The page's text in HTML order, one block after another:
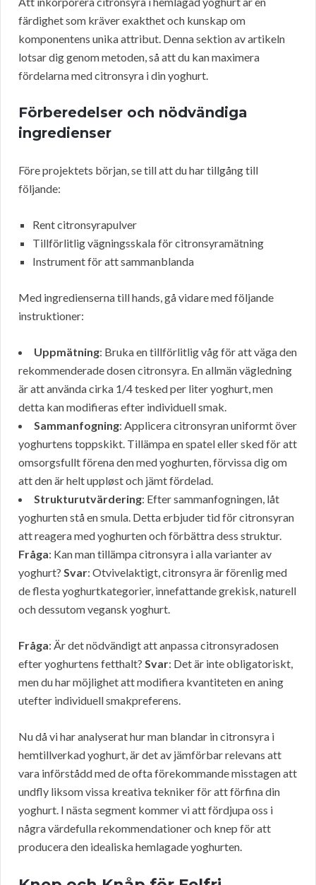
färdighet som kräver exakthet och kunskap om
komponentens unika attribut. Denna sektion av artikeln
lotsar dig genom metoden, så att du kan maximera
fördelarna med citronsyra i din yoghurt.
Förberedelser och nödvändiga
ingredienser
Före projektets början, se till att du har tillgång till
följande:
Rent citronsyrapulver
Tillförlitlig vägningsskala för citronsyramätning
Instrument för att sammanblanda
Med ingredienserna till hands, gå vidare med följande
instruktioner:
Uppmätning: Bruka en tillförlitlig våg för att väga den
rekommenderade dosen citronsyra. En allmän vägledning
är att använda cirka 1/4 tesked per liter yoghurt, men
detta kan modifieras efter individuell smak.
Sammanfogning: Applicera citronsyran uniformt över
yoghurtens toppskikt. Tillämpa en spatel eller sked för att
omsorgsfullt förena den med yoghurten, förvissa dig om
att den är helt uppløst och jämt fördelad.
Strukturutvärdering: Efter sammanfogningen, låt
yoghurten stå en smula. Detta erbjuder tid för citronsyran
att reagera med yoghurten och förbättra dess struktur.
Fråga: Kan man tillämpa citronsyra i alla varianter av
yoghurt? Svar: Otvivelaktigt, citronsyra är förenlig med
de flesta yoghurtkategorier, innefattande grekisk, naturell
och dessutom vegansk yoghurt.
Fråga: Är det nödvändigt att anpassa citronsyradosen
efter yoghurtens fetthalt? Svar: Det är inte obligatoriskt,
men du har möjlighet att modifiera kvantiteten en aning
utefter individuell smakpreferens.
Nu då vi har analyserat hur man blandar in citronsyra i
hemtillverkad yoghurt, är det av jämförbar relevans att
vara införstådd med de ofta förekommande misstagen att
undfly liksom vissa kreativa tekniker för att förfina din
yoghurt. I nästa segment kommer vi att fördjupa oss i
några värdefulla rekommendationer och knep för att
producera den idealiska hemlagade yoghurten.